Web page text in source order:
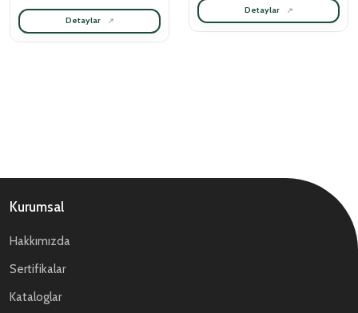
Detaylar
Detaylar
Kurumsal
Hakkımızda
Sertifikalar
Kataloglar